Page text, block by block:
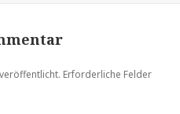
Erforderliche Felder